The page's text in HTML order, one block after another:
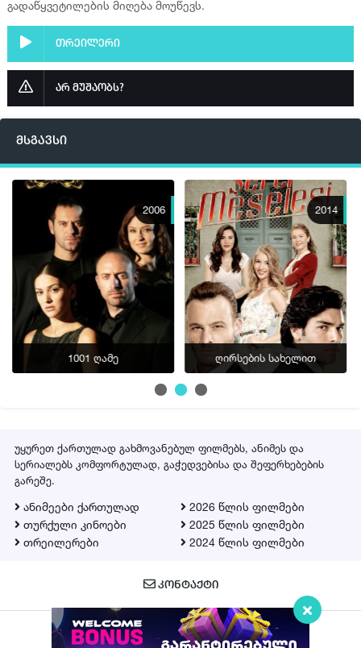
▶ სერია 7
▶ სერია 8
▶ სერია 9
ფლეიერი 2
ფლეიერი 3
▶ სერია 10
ფლეიერი 2
ფლეიერი 3
▶ სერია 11
ფლეიერი 2
ფლეიერი 3
ფლეიერი 3
ფლეიერი 3
ფლეიერი 3
გადაწყვეტილების მიღება მოუწევს.
თრეილერი
არ მუშაობს?
მსგავსი
2006
1001 ღამე
2014
ღირსების სახელით
უყურეთ ქართულად გახმოვანებულ ფილმებს, ანიმეს და
სერიალებს კომფორტულად, გაჭედვებისა და შეფერხებების
გარეშე.
ანიმეები ქართულად
თურქული კინოები
თრეილერები
2026 წლის ფილმები
2025 წლის ფილმები
2024 წლის ფილმები
ᲙᲝᲜᲢᲐᲥᲢᲘ